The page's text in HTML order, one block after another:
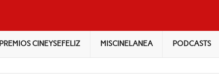
PREMIOS CINEYSEFELIZ MISCINELANEA PODCASTS